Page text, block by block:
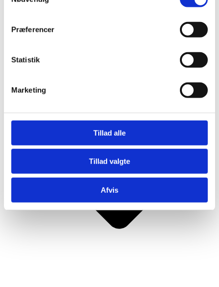
Præferencer
Statistik
Marketing
Tillad alle
Tillad valgte
Afvis